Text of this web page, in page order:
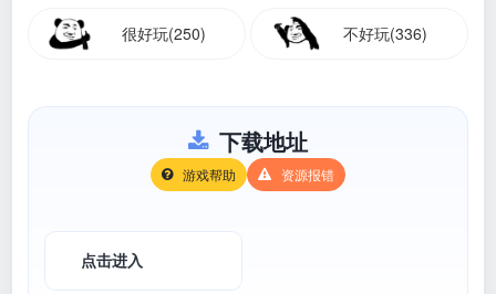
很好玩(250) 不好玩(336)
下载地址
游戏帮助 资源报错
点击进入